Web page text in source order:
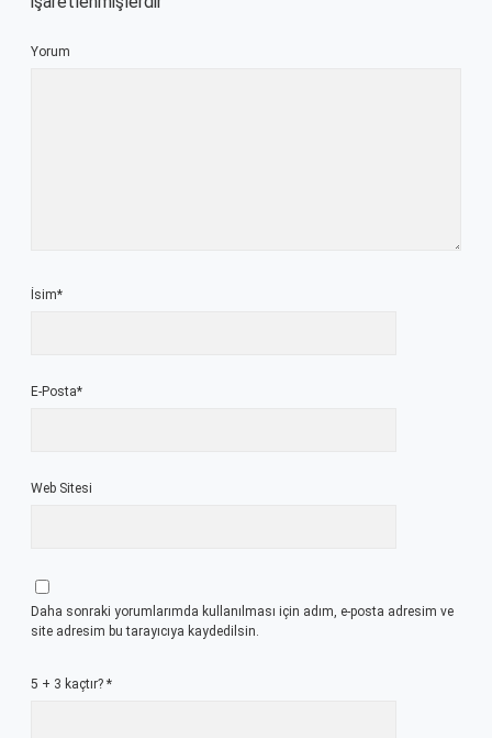
Yorum
İsim*
E-Posta*
Web Sitesi
Daha sonraki yorumlarımda kullanılması için adım, e-posta adresim ve
site adresim bu tarayıcıya kaydedilsin.
5 + 3 kaçtır? *